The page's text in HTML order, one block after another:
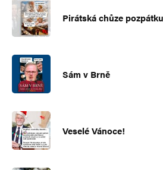
Pirátská chůze pozpátku
Sám v Brně
Veselé Vánoce!